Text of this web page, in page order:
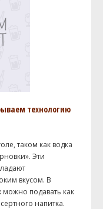
технологию
таком как водка
Эти
вкусом. В
можно подавать как
напитка.